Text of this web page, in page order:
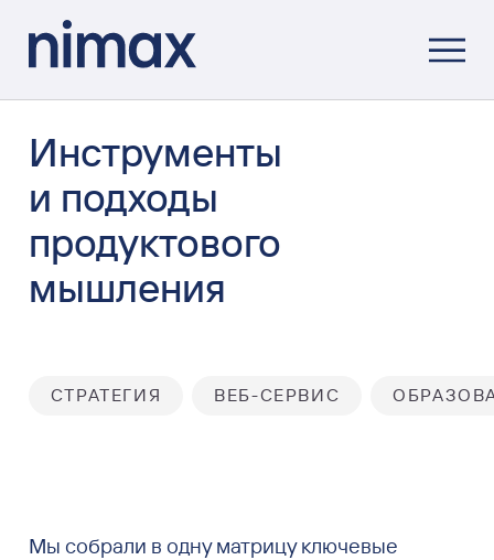
Инструменты
и подходы
продуктового
мышления
СТРАТЕГИЯ ВЕБ-СЕРВИС
Мы собрали в одну матрицу ключевые